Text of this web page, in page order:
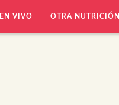
EN VIVO OTRA NUTRICIÓN